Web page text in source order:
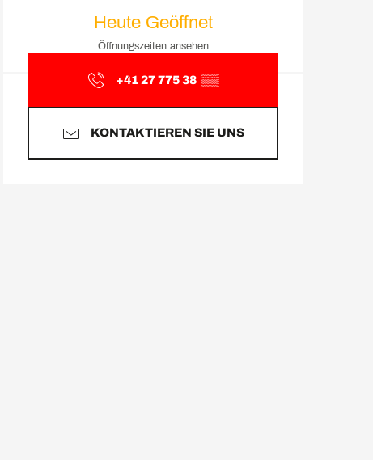
Heute Geöffnet
Öffnungszeiten ansehen
+41 27 775 38 ▒▒
KONTAKTIEREN SIE UNS